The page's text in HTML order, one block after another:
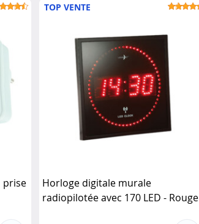
prise
TOP VENTE
Horloge digitale murale
radiopilotée avec 170 LED - Rouge